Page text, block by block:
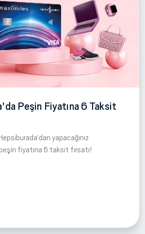
Peşin Fiyatına 6 Taksit
yapacağınız
fiyatına 6 taksit fırsatı!